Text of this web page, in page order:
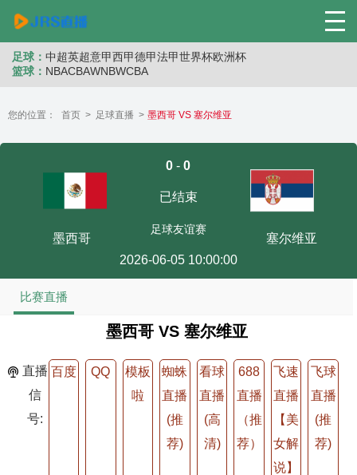
足球： 中超英超意甲西甲德甲法甲世界杯欧洲杯
篮球： NBACBAWNBWCBA
您的位置： 首页 > 足球直播 > 墨西哥 VS 塞尔维亚
墨西哥
0 -0
已结束
足球友谊赛
2026-06-05 10:00:00
塞尔维亚
比赛直播
墨西哥 VS 塞尔维亚
直播
信
号:
百度 QQ
模板
啦
蜘蛛
直播
(推
荐)
看球
直播
(高
清)
688
直播
（推
荐）
飞速
直播
【美
女解
说】
飞球
直播
(推
荐)